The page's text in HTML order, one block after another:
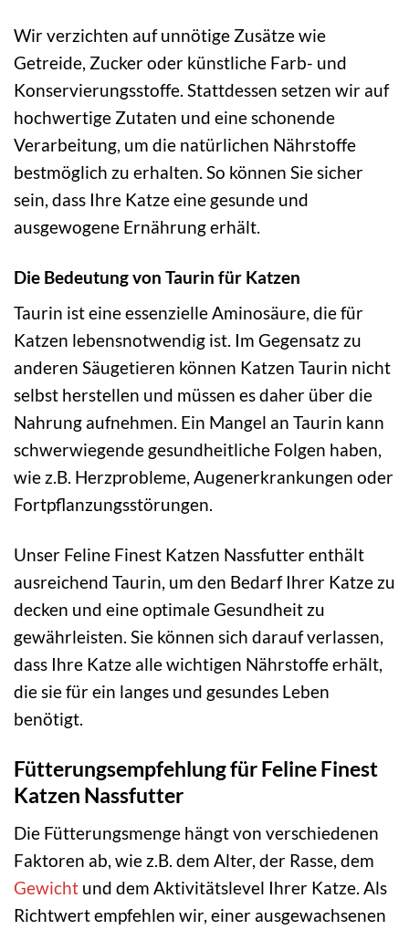
Wir verzichten auf unnötige Zusätze wie
Getreide, Zucker oder künstliche Farb- und
Konservierungsstoffe. Stattdessen setzen wir auf
hochwertige Zutaten und eine schonende
Verarbeitung, um die natürlichen Nährstoffe
bestmöglich zu erhalten. So können Sie sicher
sein, dass Ihre Katze eine gesunde und
ausgewogene Ernährung erhält.
Die Bedeutung von Taurin für Katzen
Taurin ist eine essenzielle Aminosäure, die für
Katzen lebensnotwendig ist. Im Gegensatz zu
anderen Säugetieren können Katzen Taurin nicht
selbst herstellen und müssen es daher über die
Nahrung aufnehmen. Ein Mangel an Taurin kann
schwerwiegende gesundheitliche Folgen haben,
wie z.B. Herzprobleme, Augenerkrankungen oder
Fortpflanzungsstörungen.
Unser Feline Finest Katzen Nassfutter enthält
ausreichend Taurin, um den Bedarf Ihrer Katze zu
decken und eine optimale Gesundheit zu
gewährleisten. Sie können sich darauf verlassen,
dass Ihre Katze alle wichtigen Nährstoffe erhält,
die sie für ein langes und gesundes Leben
benötigt.
Fütterungsempfehlung für Feline Finest
Katzen Nassfutter
Die Fütterungsmenge hängt von verschiedenen
Faktoren ab, wie z.B. dem Alter, der Rasse, dem
Gewicht und dem Aktivitätslevel Ihrer Katze. Als
Richtwert empfehlen wir, einer ausgewachsenen